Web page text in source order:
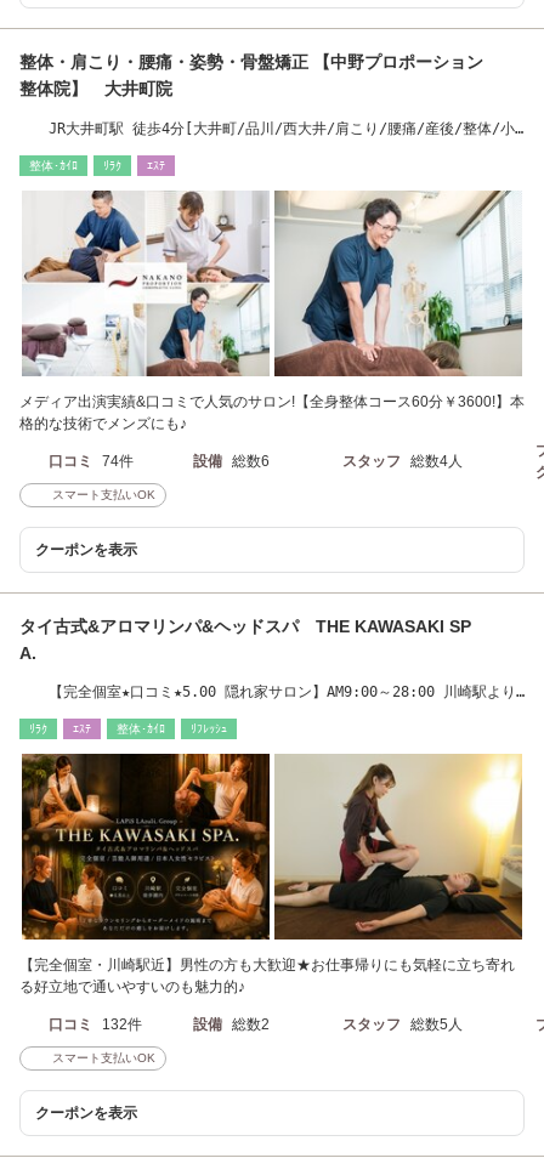
整体・肩こり・腰痛・姿勢・骨盤矯正 【中野プロポーション
整体院】 大井町院
JR大井町駅 徒歩4分[大井町/品川/西大井/肩こり/腰痛/産後/整体/小
整体･ｶｲﾛ ﾘﾗｸ ｴｽﾃ
メディア出演実績&口コミで人気のサロン!【全身整体コース60分￥3600!】本
格的な技術でメンズにも♪
口コミ 74件 設備 総数6 スタッフ 総数4人
スマート支払いOK
クーポンを表示
タイ古式&アロマリンパ&ヘッドスパ THE KAWASAKI SP
A.
【完全個室★口コミ★5.00 隠れ家サロン】AM9:00～28:00 川崎駅より
ﾘﾗｸ ｴｽﾃ 整体･ｶｲﾛ ﾘﾌﾚｯｼｭ
【完全個室・川崎駅近】男性の方も大歓迎★お仕事帰りにも気軽に立ち寄れ
る好立地で通いやすいのも魅力的♪
口コミ 132件 設備 総数2 スタッフ 総数5人
スマート支払いOK
クーポンを表示